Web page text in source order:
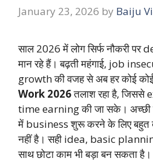
January 23, 2026 by Baiju
साल 2026 में लोग सिर्फ नौकरी पर
मान रहे हैं। बढ़ती महंगाई, job
growth की वजह से अब हर कोई
Work 2026तलाश रहा है,
time earning की जा सके।
में business शुरू करने के लिए बहुत
नहीं है। सही idea, basic
साथ छोटा काम भी बड़ा बन सकता है।